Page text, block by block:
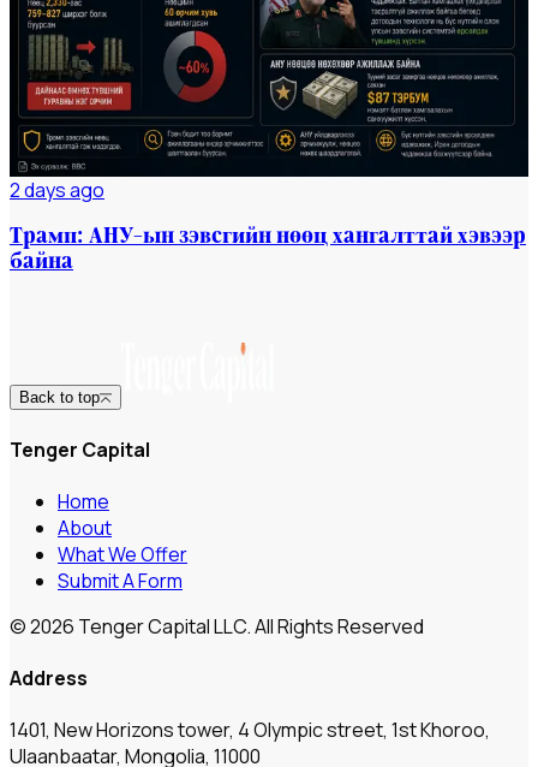
2 days ago
Трамп: АНУ-ын зэвсгийн нөөц хангалттай хэвээр
байна
Back to top
Tenger Capital
Home
About
What We Offer
Submit A Form
© 2026 Tenger Capital LLC. All Rights Reserved
Address
1401, New Horizons tower, 4 Olympic street, 1st Khoroo,
Ulaanbaatar, Mongolia, 11000